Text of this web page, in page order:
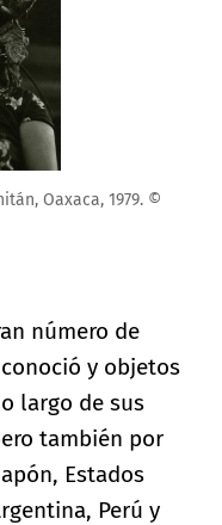
Oaxaca, 1979. ©
número de
y objetos
largo de sus
también por
Estados
Perú y